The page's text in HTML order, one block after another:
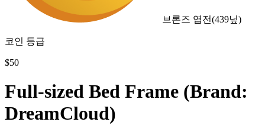
브론즈 엽전(439닢)
코인 등급
$50
Full-sized Bed Frame (Brand:
DreamCloud)